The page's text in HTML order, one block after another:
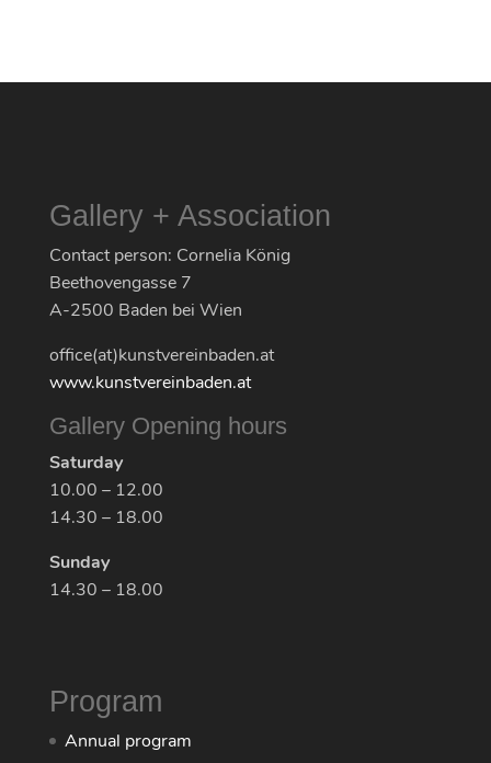
Gallery + Association
Contact person: Cornelia König
Beethovengasse 7
A-2500 Baden bei Wien
office(at)kunstvereinbaden.at
www.kunstvereinbaden.at
Gallery Opening hours
Saturday
10.00 – 12.00
14.30 – 18.00
Sunday
14.30 – 18.00
Program
Annual program